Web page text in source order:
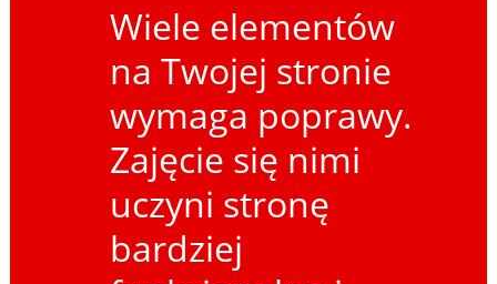
Wiele elementów
na Twojej stronie
wymaga poprawy.
Zajęcie się nimi
uczyni stronę
bardziej